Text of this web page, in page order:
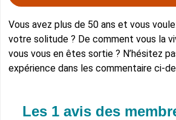
Vous avez plus de 50 ans et vous
votre solitude ? De comment vous la
vous vous en êtes sortie ? N’hésitez
expérience dans les commentaire ci-
Les 1 avis des